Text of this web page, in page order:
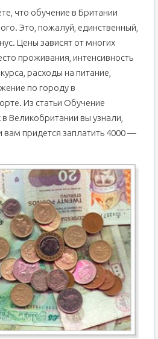
что обучение в Британии
Это, пожалуй, единственный,
Цены зависят от многих
проживания, интенсивность
расходы на питание,
по городу в
Из статьи Обучение
Великобритании вы узнали,
вам придется заплатить 4000 —